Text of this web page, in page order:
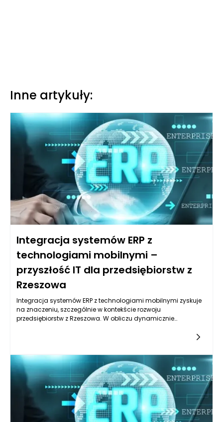
Inne artykuły:
Integracja systemów ERP z
technologiami mobilnymi –
przyszłość IT dla przedsiębiorstw z
Rzeszowa
Integracja systemów ERP z technologiami mobilnymi zyskuje
na znaczeniu, szczególnie w kontekście rozwoju
przedsiębiorstw z Rzeszowa. W obliczu dynamicznie
na zarządzaniu danymi wewnętrznymi, mogą być znacznie
bardziej efektywne, gdy zostaną wzbogacone o funkcje
mobilne. Dzięki takiej integracji przedsiębiorstwa zyskują
dostęp do kluczowych informacji w czasie rzeczywistym, co
znacząco podnosi efektywność działań i umożliwia szybkie
podejmowanie decyzji.